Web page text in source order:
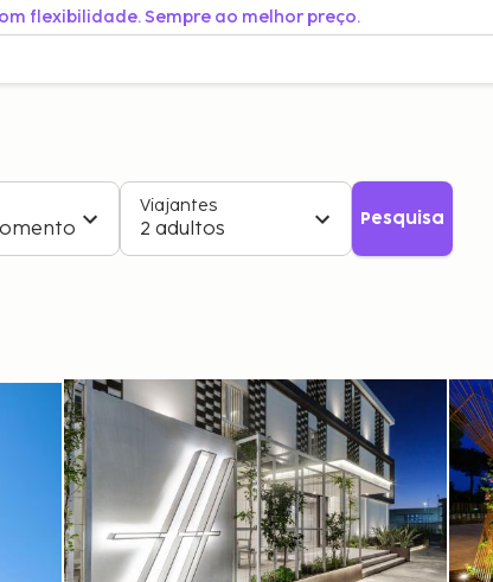
flexibilidade. Sempre ao melhor preço.
Viajantes
2 adultos Pesquisa